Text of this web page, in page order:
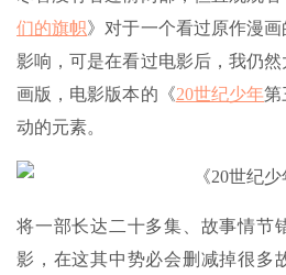
们的旗帜》对于一个看过原作漫
影响，可是在看过电影后，我仍
画版，电影版本的《20世纪少年第
动的元素。
将一部长达二十多集、故事情节
影，在这其中势必会删减掉很多